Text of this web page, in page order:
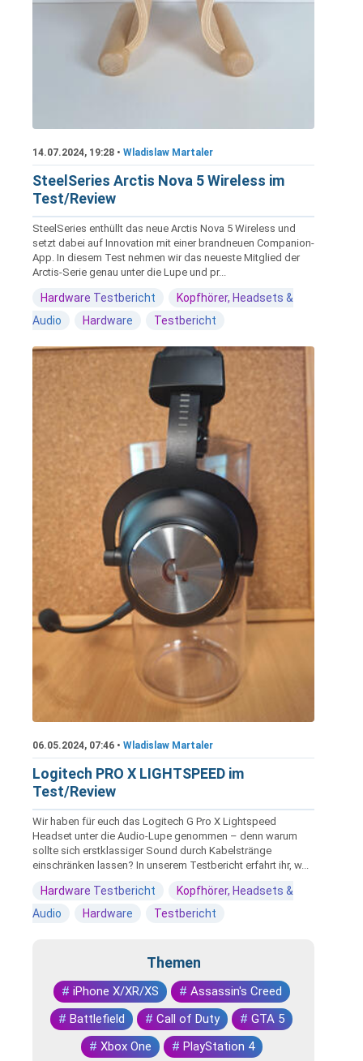
14.07.2024, 19:28 • Wladislaw Martaler
SteelSeries Arctis Nova 5 Wireless im
Test/Review
SteelSeries enthüllt das neue Arctis Nova 5 Wireless und
setzt dabei auf Innovation mit einer brandneuen Companion-
App. In diesem Test nehmen wir das neueste Mitglied der
Arctis-Serie genau unter die Lupe und pr...
Hardware Testbericht
Kopfhörer, Headsets &
Audio
Hardware Testbericht
06.05.2024, 07:46 • Wladislaw Martaler
Logitech PRO X LIGHTSPEED im
Test/Review
Wir haben für euch das Logitech G Pro X Lightspeed
Headset unter die Audio-Lupe genommen – denn warum
sollte sich erstklassiger Sound durch Kabelstränge
einschränken lassen? In unserem Testbericht erfahrt ihr, w...
Hardware Testbericht
Kopfhörer, Headsets &
Audio
Hardware Testbericht
Themen
# iPhone X/XR/XS # Assassin's Creed
# Battlefield # Call of Duty # GTA 5
# Xbox One # PlayStation 4